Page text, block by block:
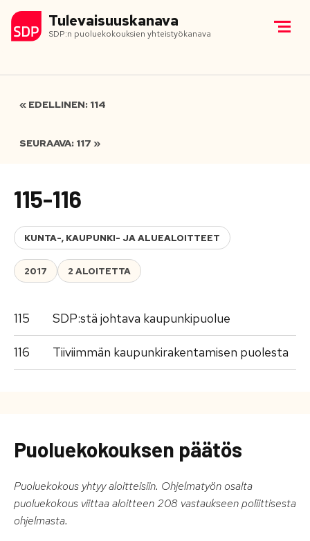
Tulevaisuuskanava
SDP:n puoluekokouksien yhteistyökanava
« EDELLINEN: 114
SEURAAVA: 117 »
115-116
KUNTA-, KAUPUNKI- JA ALUEALOITTEET
2017 2 ALOITETTA
115 SDP:stä johtava kaupunkipuolue
116 Tiiviimmän kaupunkirakentamisen puolesta
Puoluekokouksen päätös
Puoluekokous yhtyy aloitteisiin. Ohjelmatyön osalta
puoluekokous viittaa aloitteen 208 vastaukseen poliittisesta
ohjelmasta.